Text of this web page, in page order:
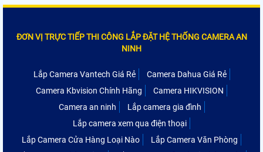
ĐƠN VỊ TRỰC TIẾP THI CÔNG LẮP ĐẶT HỆ THỐNG CAMERA AN
NINH
Lắp Camera Vantech Giá Rẻ
Camera Dahua Giá Rẻ
Camera Kbvision Chính Hãng
Camera HIKVISION
Camera an ninh
Lắp camera gia đình
Lắp camera xem qua điện thoại
Lắp Camera Cửa Hàng Loại Nào
Lắp Camera Văn Phòng